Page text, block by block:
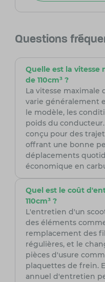
Questions
Quelle est la vitesse
de 110cm³ ?
La vitesse maximale
varie généralement
le modèle, les
poids du
conçu pour des
offrant une bonne
déplacements
économique en
Quel est le coût
110cm³ ?
L'entretien d'un
des éléments
remplacement des
régulières, et le
pièces d'usure
plaquettes de frein.
annuel d'entretien